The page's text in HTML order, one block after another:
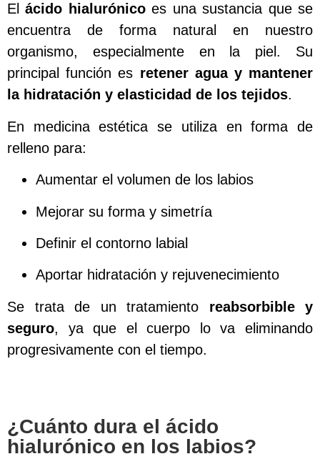
Elácido hialurónicoes una sustancia que se
encuentra de forma natural en nuestro
organismo, especialmente en la piel. Su
principal función es retener agua y mantener
la hidratación y elasticidad de los tejidos.
En medicina estética se utiliza en forma de
relleno para:
Aumentar el volumen de los labios
Mejorar su forma y simetría
Definir el contorno labial
Aportar hidratación y rejuvenecimiento
Se trata de un tratamiento reabsorbible y
seguro, ya que el cuerpo lo va eliminando
progresivamente con el tiempo.
¿Cuánto dura el ácido
hialurónico en los labios?